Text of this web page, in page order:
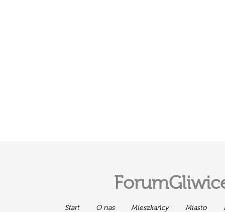
Start O nas Mieszkańcy Miasto